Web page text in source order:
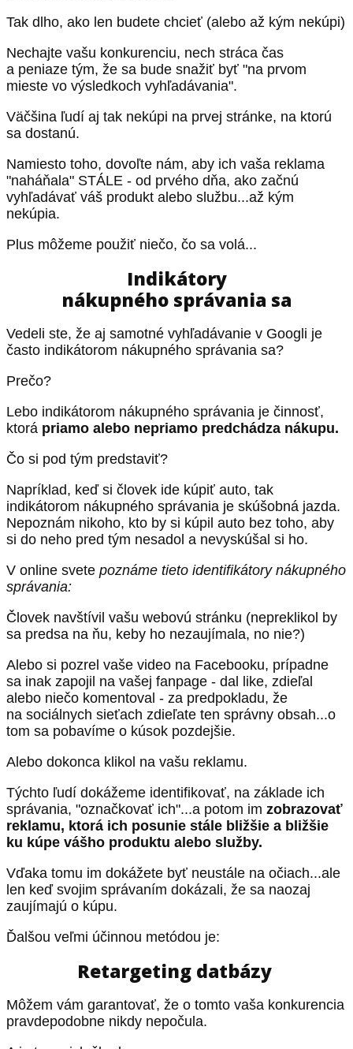
Tak dlho, ako len budete chcieť (alebo až kým nekúpi)
Nechajte vašu konkurenciu, nech stráca čas
a peniaze tým, že sa bude snažiť byť "na prvom
mieste vo výsledkoch vyhľadávania".
Väčšina ľudí aj tak nekúpi na prvej stránke, na ktorú
sa dostanú.
Namiesto toho, dovoľte nám, aby ich vaša reklama
"naháňala" STÁLE - od prvého dňa, ako začnú
vyhľadávať váš produkt alebo službu...až kým
nekúpia.
Plus môžeme použiť niečo, čo sa volá...
Indikátory
nákupného správania sa
Vedeli ste, že aj samotné vyhľadávanie v Googli je
často indikátorom nákupného správania sa?
Prečo?
Lebo indikátorom nákupného správania je činnosť,
ktorá priamo alebo nepriamo predchádza nákupu.
Čo si pod tým predstaviť?
Napríklad, keď si človek ide kúpiť auto, tak
indikátorom nákupného správania je skúšobná jazda.
Nepoznám nikoho, kto by si kúpil auto bez toho, aby
si do neho pred tým nesadol a nevyskúšal si ho.
V online svete poznáme tieto identifikátory nákupného
správania:
Človek navštívil vašu webovú stránku (nepreklikol by
sa predsa na ňu, keby ho nezaujímala, no nie?)
Alebo si pozrel vaše video na Facebooku, prípadne
sa inak zapojil na vašej fanpage - dal like, zdieľal
alebo niečo komentoval - za predpokladu, že
na sociálnych sieťach zdieľate ten správny obsah...o
tom sa pobavíme o kúsok pozdejšie.
Alebo dokonca klikol na vašu reklamu.
Týchto ľudí dokážeme identifikovať, na základe ich
správania, "označkovať ich"...a potom im zobrazovať
reklamu, ktorá ich posunie stále bližšie a bližšie
ku kúpe vášho produktu alebo služby.
Vďaka tomu im dokážete byť neustále na očiach...ale
len keď svojim správaním dokázali, že sa naozaj
zaujímajú o kúpu.
Ďalšou veľmi účinnou metódou je:
Retargeting datbázy
Môžem vám garantovať, že o tomto vaša konkurencia
pravdepodobne nikdy nepočula.